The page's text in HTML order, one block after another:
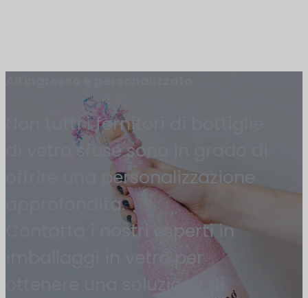
Non tutti i fornitori di bottiglie
di vetro sfuse sono in grado di
offrire una personalizzazione
approfondita.
Contatta i nostri esperti in
imballaggi in vetro per
ottenere una soluzione di